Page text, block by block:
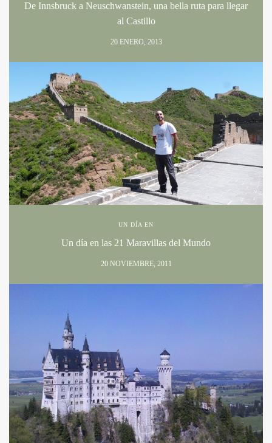
De Innsbruck a Neuschwanstein, una bella ruta para llegar
al Castillo
20 ENERO, 2013
UN DÍA EN
Un día en las 21 Maravillas del Mundo
20 NOVIEMBRE, 2011